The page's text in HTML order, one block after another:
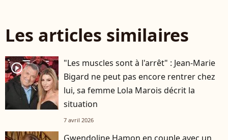
Les articles similaires
player2
"Les muscles sont à l'arrêt" : Jean-Marie
Bigard ne peut pas encore rentrer chez
lui, sa femme Lola Marois décrit la
situation
7 avril 2026